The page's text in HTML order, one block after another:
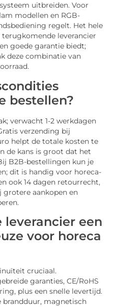
uitbreiden. Voor
modellen en RGB-
regelt. Het hele
leverancier
goede garantie biedt;
deze combinatie van
bestellen?
verwacht 1-2 werkdagen
verzending bij
helpt de totale kosten te
de kans is groot dat het
B2B-bestellingen kun je
dit is handig voor horeca-
ook 14 dagen retourrecht,
grotere aankopen en
leverancier een
voor horeca
cruciaal.
garanties, CE/RoHS
plus een snelle levertijd.
brandduur, magnetisch